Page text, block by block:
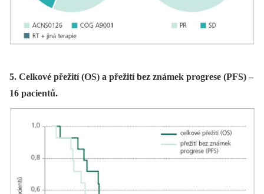
5. Celkové přežití (OS) a přežití bez známek progrese (PFS) –
16 pacientů.